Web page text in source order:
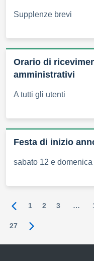
Supplenze brevi
Orario di
amministrativi
A tutti gli utenti
Festa di inizio
sabato 12 e
Pagina precedente
1 2 3 …
27 Pagina successiva